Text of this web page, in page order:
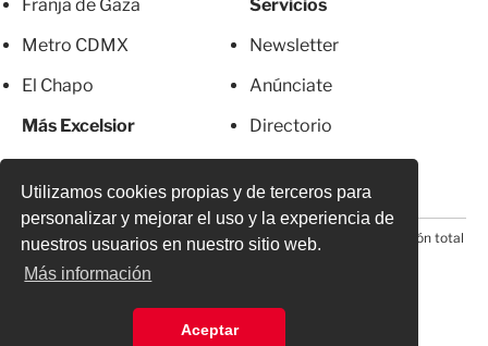
Utilizamos cookies propias y de terceros para
personalizar y mejorar el uso y la experiencia de
nuestros usuarios en nuestro sitio web.
Más información
Aceptar
Franja de Gaza
Metro CDMX
El Chapo
Más Excelsior
Servicios
Newsletter
Anúnciate
Directorio
© 2026 Todos los derechos reservados. Prohibida la reproducción total
o parcial, incluyendo cualquier medio electrónico*